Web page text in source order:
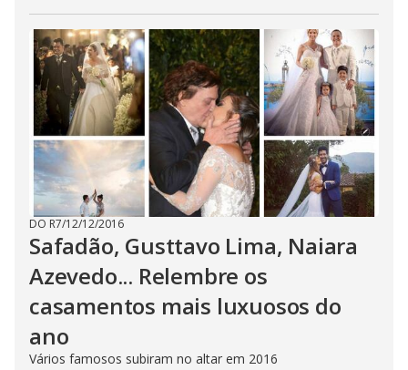
DO R7/12/12/2016
Safadão, Gusttavo Lima, Naiara
Azevedo... Relembre os
casamentos mais luxuosos do
ano
Vários famosos subiram no altar em 2016